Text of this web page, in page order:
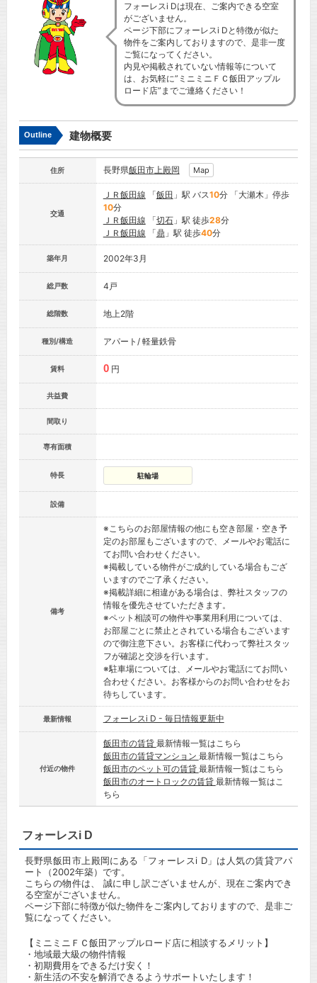
フォーレスi Dは現在、ご案内できる空室
がございません。
ページ下部にフォーレスi Dと特徴が似た
物件をご案内しておりますので、是非一度
ご覧になってください。
内見や掲載されていない情報等について
は、お気軽に”ミニミニＦＣ飯田アップル
ロード店”までご連絡ください！
Outline 建物概要
住所 長野県飯田市上殿岡 Map
交通
ＪＲ飯田線 「飯田 」駅 バス10分 「大瀬木」停歩
10分
ＪＲ飯田線 「切石」駅 徒歩28分
ＪＲ飯田線 「鼎 」駅 徒歩40分
築年月 2002年3月
総戸数 4戸
総階数 地上2階
種別/構造 アパート/ 軽量鉄骨
賃料 0 円
共益費
間取り
専有面積
特長 駐輪場
設備
備考
※こちらのお部屋情報の他にも空き部屋・空き予
定のお部屋もございますので、メールやお電話に
てお問い合わせください。
※掲載している物件がご成約している場合もござ
いますのでご了承ください。
※掲載詳細に相違がある場合は、弊社スタッフの
情報を優先させていただきます。
※ペット相談可の物件や事業用利用については、
お部屋ごとに禁止とされている場合もございます
ので御注意下さい。お客様に代わって弊社スタッ
フが確認と交渉を行います。
※駐車場については、メールやお電話にてお問い
合わせください。お客様からのお問い合わせをお
待ちしています。
最新情報 フォーレスi D - 毎日情報更新中
付近の物件
飯田市の賃貸 最新情報一覧はこちら
飯田市の賃貸マンション 最新情報一覧はこちら
飯田市のペット可の賃貸 最新情報一覧はこちら
飯田市のオートロックの賃貸 最新情報一覧はこ
ちら
フォーレスi D
長野県飯田市上殿岡にある「フォーレスi D」は人気の賃貸アパ
ート（2002年築）です。
こちらの物件は、 誠に申し訳ございませんが、現在ご案内でき
る空室がございません。
ページ下部に特徴が似た物件をご案内しておりますので、是非ご
覧になってください。
【ミニミニＦＣ飯田アップルロード店に相談するメリット】
・地域最大級の物件情報
・初期費用をできるだけ安く！
・新生活の不安を解消できるようサポートいたします！